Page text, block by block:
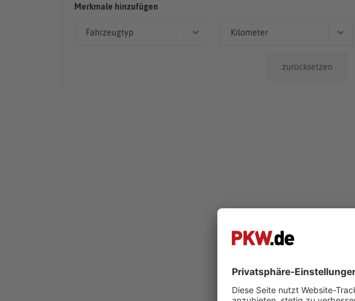
Merkmale hinzufügen
Fahrzeugtyp Kilometer
zurücksetzen